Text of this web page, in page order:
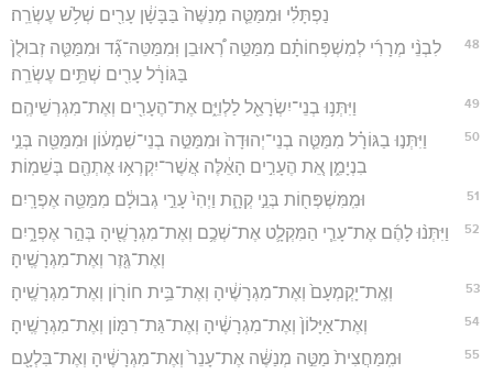
נַפְתָּלִ֗י וּמִמַּטֵּ֤ה מְנַשֶּׁה֙ בַּבָּשָׁ֔ן עָרִ֖ים שְׁלֹ֥שׁ עֶשְׂרֵֽה׃
48
לִבְנֵ֨י מְרָרִ֜י לְמִשְׁפְּחוֹתָ֗ם מִמַּטֵּ֣ה רְ֠אוּבֵן וּֽמִמַּטֵּה־גָ֞ד וּמִמַּטֵּ֤ה זְבוּלֻן֙
בַּגּוֹרָ֔ל עָרִ֖ים שְׁתֵּ֥ים עֶשְׂרֵֽה׃
49 וַיִּתְּנ֥וּ בְנֵי־יִשְׂרָאֵ֖ל לַלְוִיִּ֑ם אֶת־הֶעָרִ֖ים וְאֶת־מִגְרְשֵׁיהֶֽם׃
50
וַיִּתְּנ֣וּ בַגּוֹרָ֗ל מִמַּטֵּ֤ה בְנֵי־יְהוּדָה֙ וּמִמַּטֵּ֣ה בְנֵי־שִׁמְע֔וֹן וּמִמַּטֵּ֖ה בְּנֵ֣י
בִנְיָמִ֑ן אֵ֚ת הֶעָרִ֣ים הָאֵ֔לֶּה אֲשֶׁר־יִקְרְא֥וּ אֶתְהֶ֖ם בְּשֵׁמֽוֹת׃
51 וּמִֽמִּשְׁפְּח֖וֹת בְּנֵ֣י קְהָ֑ת וַיְהִי֙ עָרֵ֣י גְבוּלָ֔ם מִמַּטֵּ֖ה אֶפְרָֽיִם׃
52
וַיִּתְּנ֨וּ לָהֶ֜ם אֶת־עָרֵ֧י הַמִּקְלָ֛ט אֶת־שְׁכֶ֥ם וְאֶת־מִגְרָשֶׁ֖יהָ בְּהַ֣ר אֶפְרָ֑יִם
וְאֶת־גֶּ֖זֶר וְאֶת־מִגְרָשֶֽׁיהָ׃
53 וְאֶֽת־יָקְמְעָם֙ וְאֶת־מִגְרָשֶׁ֔יהָ וְאֶת־בֵּ֥ית חוֹר֖וֹן וְאֶת־מִגְרָשֶֽׁיהָ׃
54 וְאֶת־אַיָּלוֹן֙ וְאֶת־מִגְרָשֶׁ֔יהָ וְאֶת־גַּת־רִמּ֖וֹן וְאֶת־מִגְרָשֶֽׁיהָ׃
55
וּמִֽמַּחֲצִית֙ מַטֵּ֣ה מְנַשֶּׁ֔ה אֶת־עָנֵר֙ וְאֶת־מִגְרָשֶׁ֔יהָ וְאֶת־בִּלְעָ֖ם